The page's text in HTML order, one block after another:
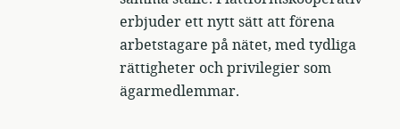
erbjuder ett nytt sätt att förena
arbetstagare på nätet, med tydliga
rättigheter och privilegier som
ägarmedlemmar.